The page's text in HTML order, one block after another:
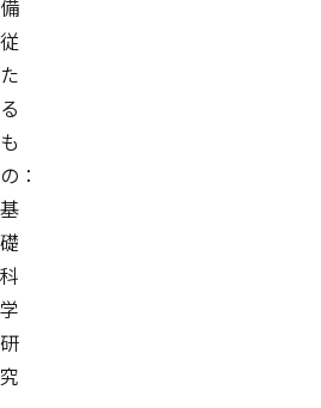
備
従
た
る
も
の：
基
礎
科
学
研
究